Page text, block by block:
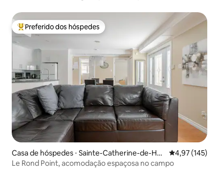
Entre os melhores preferidos dos hóspedes
Preferido dos hóspedes
Casa de hóspedes ⋅ Sainte-Catherine-de-Hatl
ey
4,97 de uma
4,97 (145)
Le Rond Point, acomodação espaçosa no campo